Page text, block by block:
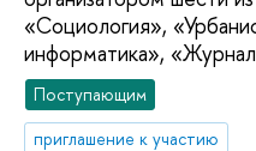
«Социология»,
информатика»,
Поступающим
приглашение к участию